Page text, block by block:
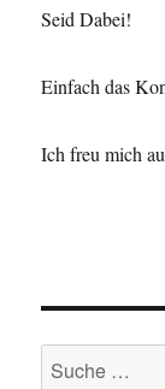
Seid Dabei!
Einfach das
Ich freu mich
Suche